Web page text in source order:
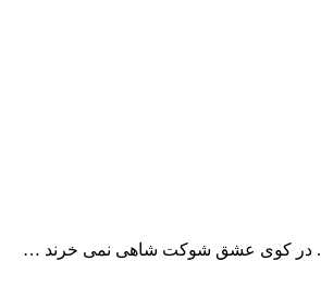
در کوی عشق شوکت شاهی نمی خرند …